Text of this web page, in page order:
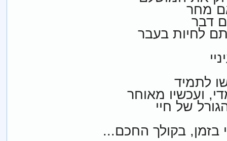
מחר
דבר
לחיות בעבר
לתמיד
ועכשיו מאוחר
של חיי
בזמן, בקולך החכם